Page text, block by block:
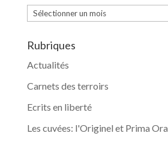
Archives
Rubriques
Actualités
Carnets des terroirs
Ecrits en liberté
Les cuvées: l'Originel et Prima Ora